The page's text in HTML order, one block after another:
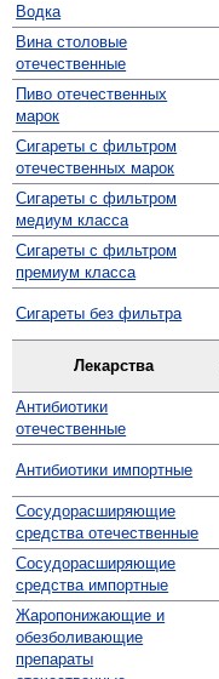
Водка
Вина столовые
отечественные
Пиво отечественных
марок
Сигареты с фильтром
отечественных марок
Сигареты с фильтром
медиум класса
Сигареты с фильтром
премиум класса
Сигареты без фильтра
Лекарства
Антибиотики
отечественные
Антибиотики импортные
Сосудо­расширяющие
средства отечественные
Сосуд­орасширяющие
средства импортные
Жаро­понижающие и
обезболивающие
препараты